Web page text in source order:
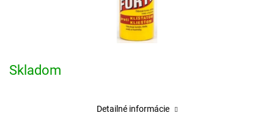
Skladom
Detailné informácie